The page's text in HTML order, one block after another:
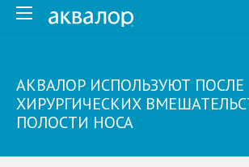
АКВАЛОР ИСПОЛЬЗУЮТ ПОСЛЕ
ХИРУРГИЧЕСКИХ
ПОЛОСТИ НОСА